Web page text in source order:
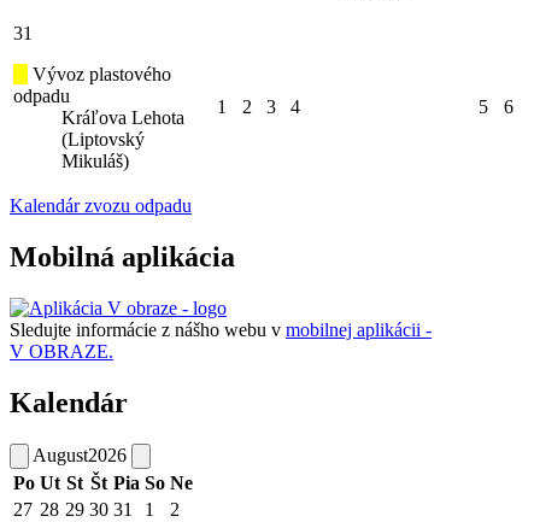
31
Vývoz plastového
odpadu
Kráľova Lehota
(Liptovský
Mikuláš)
1 2 3 4 5 6
Kalendár zvozu odpadu
Mobilná aplikácia
Sledujte informácie z nášho webu v mobilnej aplikácii -
V OBRAZE.
Kalendár
August2026
Po Ut St Št Pia So Ne
27 28 29 30 31 1
2